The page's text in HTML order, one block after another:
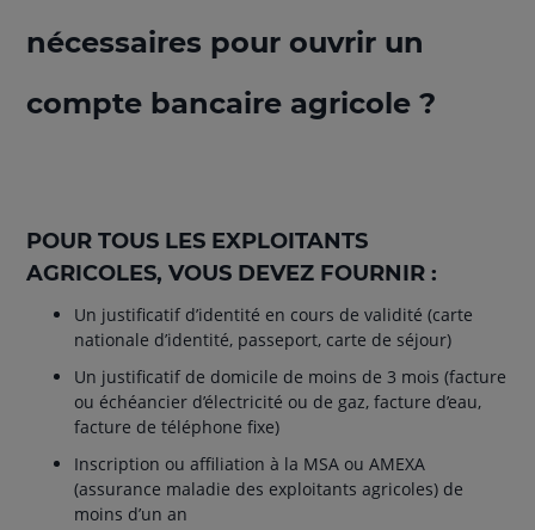
nécessaires pour ouvrir un
compte bancaire agricole ?
POUR TOUS LES EXPLOITANTS
AGRICOLES, VOUS DEVEZ FOURNIR :
Un justificatif d’identité en cours de validité (carte
nationale d’identité, passeport, carte de séjour)
Un justificatif de domicile de moins de 3 mois (facture
ou échéancier d’électricité ou de gaz, facture d’eau,
facture de téléphone fixe)
Inscription ou affiliation à la MSA ou AMEXA
(assurance maladie des exploitants agricoles) de
moins d’un an